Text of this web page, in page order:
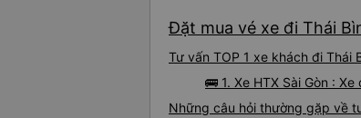
Đặt mua vé xe đi Thái
Tư vấn TOP 1 xe khách đi
🚌 1. Xe HTX Sài Gòn :
Những câu hỏi thường gặp về